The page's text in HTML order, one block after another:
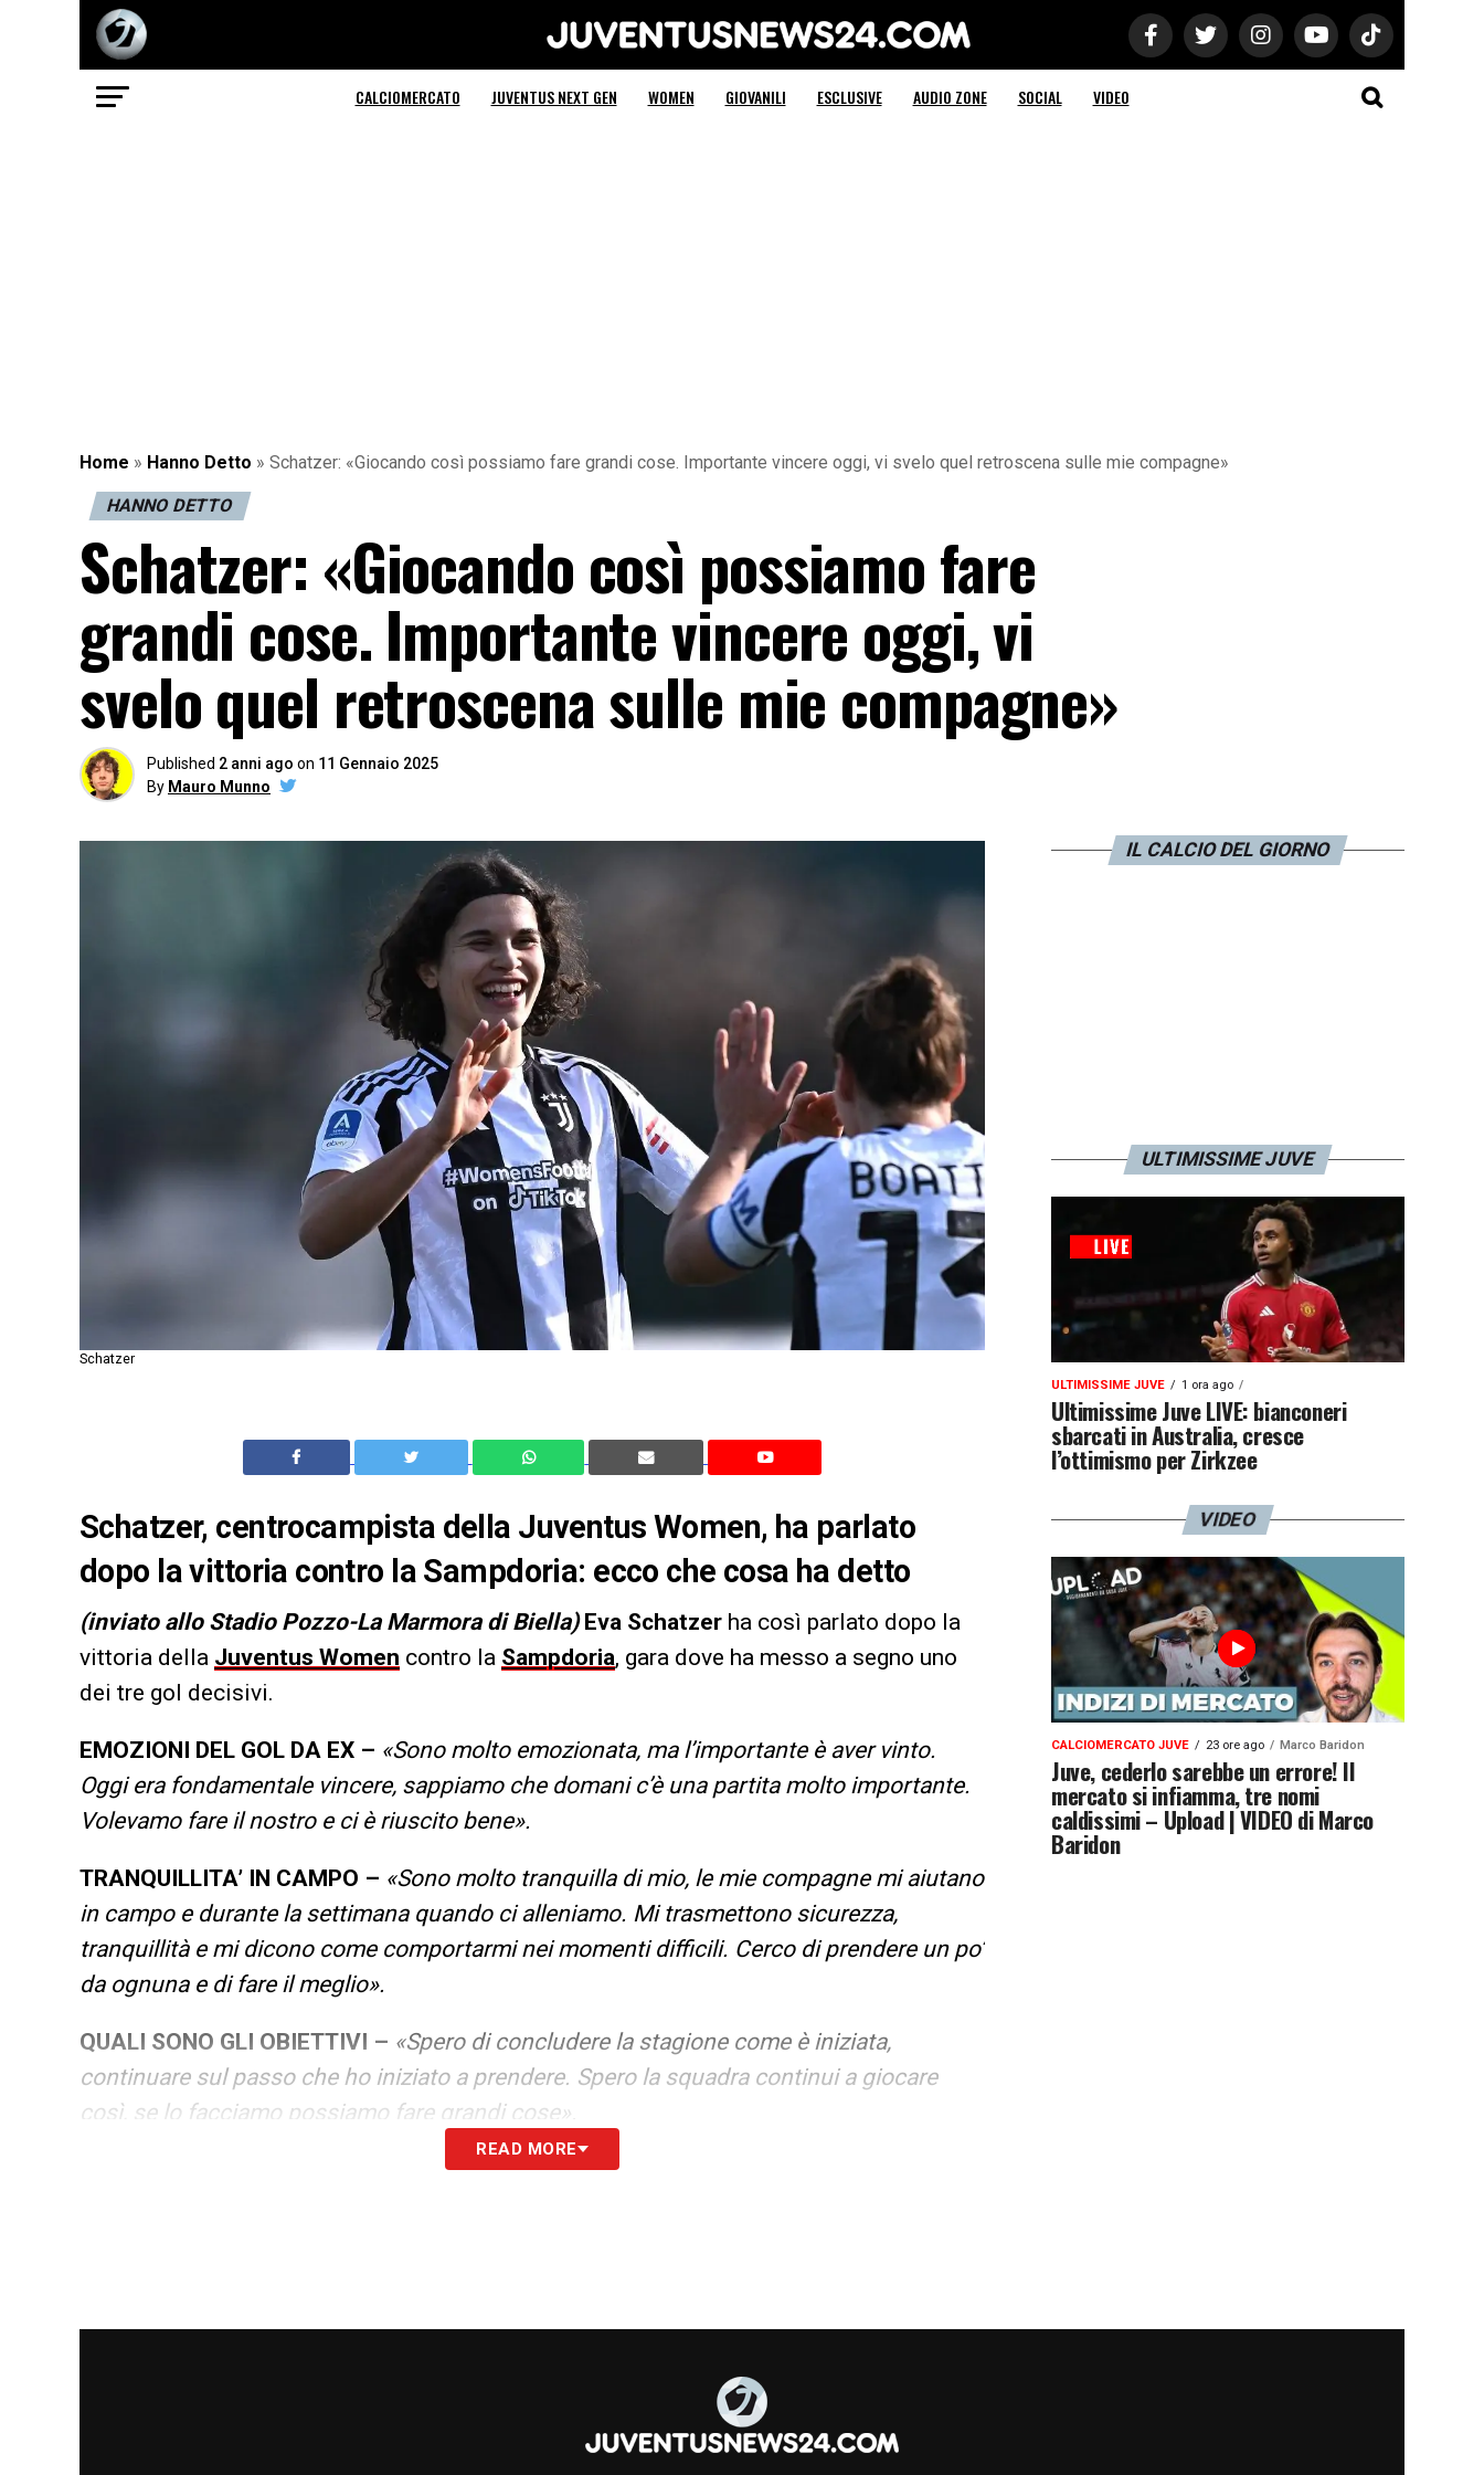
Juventus News 24
CALCIOMERCATO JUVENTUS NEXT GEN WOMEN GIOVANILI ESCLUSIVE AUDIO ZONE SOCIAL VIDEO
Home » Hanno Detto » Schatzer: «Giocando così possiamo fare grandi cose. Importante vincere oggi, vi svelo quel retroscena sulle mie compagne»
HANNO DETTO
Schatzer: «Giocando così possiamo fare
grandi cose. Importante vincere oggi, vi
svelo quel retroscena sulle mie compagne»
Published 2 anni ago on 11 Gennaio 2025
By Mauro Munno
Schatzer
Schatzer, centrocampista della Juventus Women, ha parlato
dopo la vittoria contro la Sampdoria: ecco che cosa ha detto
(inviato allo Stadio Pozzo-La Marmora di Biella) Eva Schatzer ha così parlato dopo la
vittoria della Juventus Women contro la Sampdoria, gara dove ha messo a segno uno
dei tre gol decisivi.
EMOZIONI DEL GOL DA EX – «Sono molto emozionata, ma l’importante è aver vinto.
Oggi era fondamentale vincere, sappiamo che domani c’è una partita molto importante.
Volevamo fare il nostro e ci è riuscito bene».
TRANQUILLITA’ IN CAMPO – «Sono molto tranquilla di mio, le mie compagne mi aiutano
in campo e durante la settimana quando ci alleniamo. Mi trasmettono sicurezza,
tranquillità e mi dicono come comportarmi nei momenti difficili. Cerco di prendere un po’
da ognuna e di fare il meglio».
QUALI SONO GLI OBIETTIVI – «Spero di concludere la stagione come è iniziata,
continuare sul passo che ho iniziato a prendere. Spero la squadra continui a giocare
così, se lo facciamo possiamo fare grandi cose».
READ MORE
IL CALCIO DEL GIORNO
ULTIMISSIME JUVE
ULTIMISSIME JUVE 1 ora ago
Ultimissime Juve LIVE: bianconeri
sbarcati in Australia, cresce
l’ottimismo per Zirkzee
VIDEO
CALCIOMERCATO JUVE 23 ore ago Marco Baridon
Juve, cederlo sarebbe un errore! Il
mercato si infiamma, tre nomi
caldissimi – Upload | VIDEO di Marco
Baridon